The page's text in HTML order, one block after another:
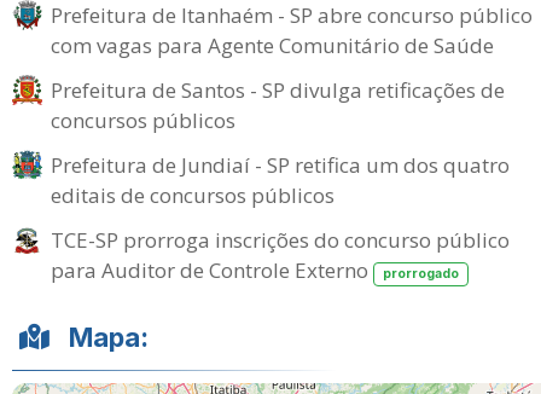
Prefeitura de Itanhaém - SP abre concurso público
com vagas para Agente Comunitário de Saúde
Prefeitura de Santos - SP divulga retificações de
concursos públicos
Prefeitura de Jundiaí - SP retifica um dos quatro
editais de concursos públicos
TCE-SP prorroga inscrições do concurso público
para Auditor de Controle Externo
prorrogado
Mapa: